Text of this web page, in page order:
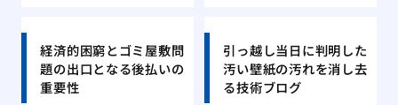
経済的困窮とゴミ屋敷問
題の出口となる後払いの
重要性
引っ越し当日に判明した
汚い壁紙の汚れを消し去
る技術ブログ